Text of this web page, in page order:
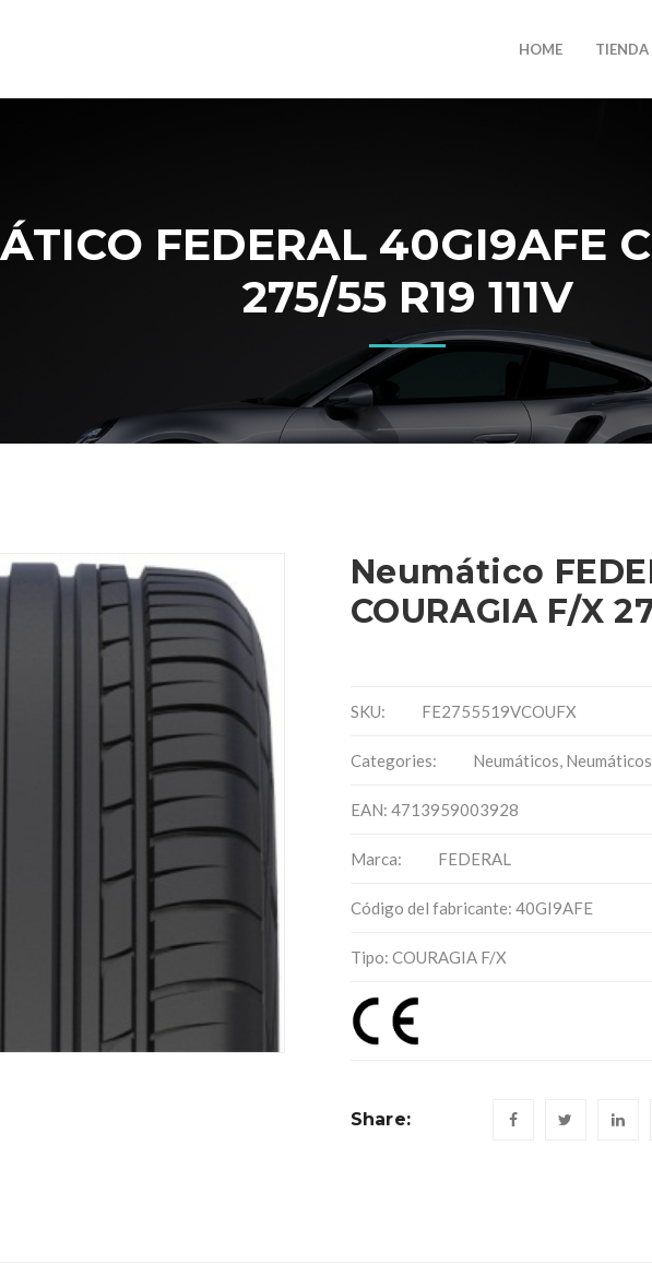
HOME
FEDERAL 40GI9AFE
275/55 R19 111V
Neumático
COURAGIA F/X
SKU: FE2755519VCOUFX
Categories: Neumáticos,
EAN: 4713959003928
Marca: FEDERAL
Código del fabricante: 40GI9AFE
Tipo: COURAGIA F/X
Share: